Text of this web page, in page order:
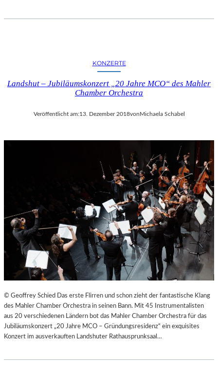
KONZERTE
Landshut – Jubiläumskonzert „20 Jahre MCO“ des Mahler
Chamber Orchestra
Veröffentlicht am:13. Dezember 2018von Michaela Schabel
© Geoffrey Schied Das erste Flirren und schon zieht der fantastische Klang
des Mahler Chamber Orchestra in seinen Bann. Mit 45 Instrumentalisten
aus 20 verschiedenen Ländern bot das Mahler Chamber Orchestra für das
Jubiläumskonzert „20 Jahre MCO – Gründungsresidenz“ ein exquisites
Konzert im ausverkauften Landshuter Rathausprunksaal…